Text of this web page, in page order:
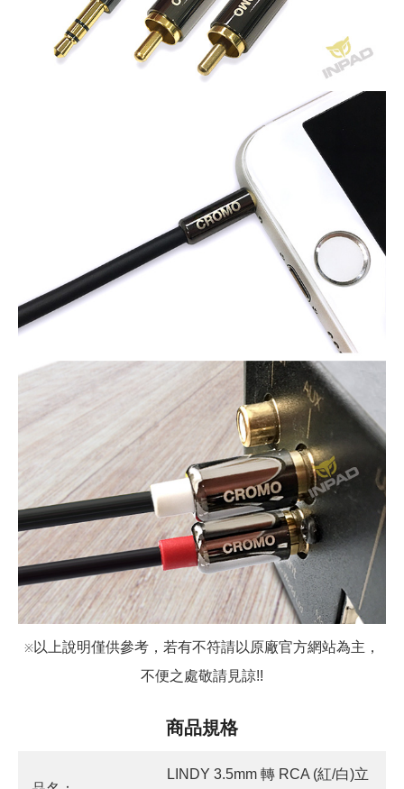
※ 以上說明僅供參考，若有不符請以原廠官方網站為主，
不便之處敬請見諒!!
商品規格
LINDY 3.5mm 轉 RCA (紅/白)立